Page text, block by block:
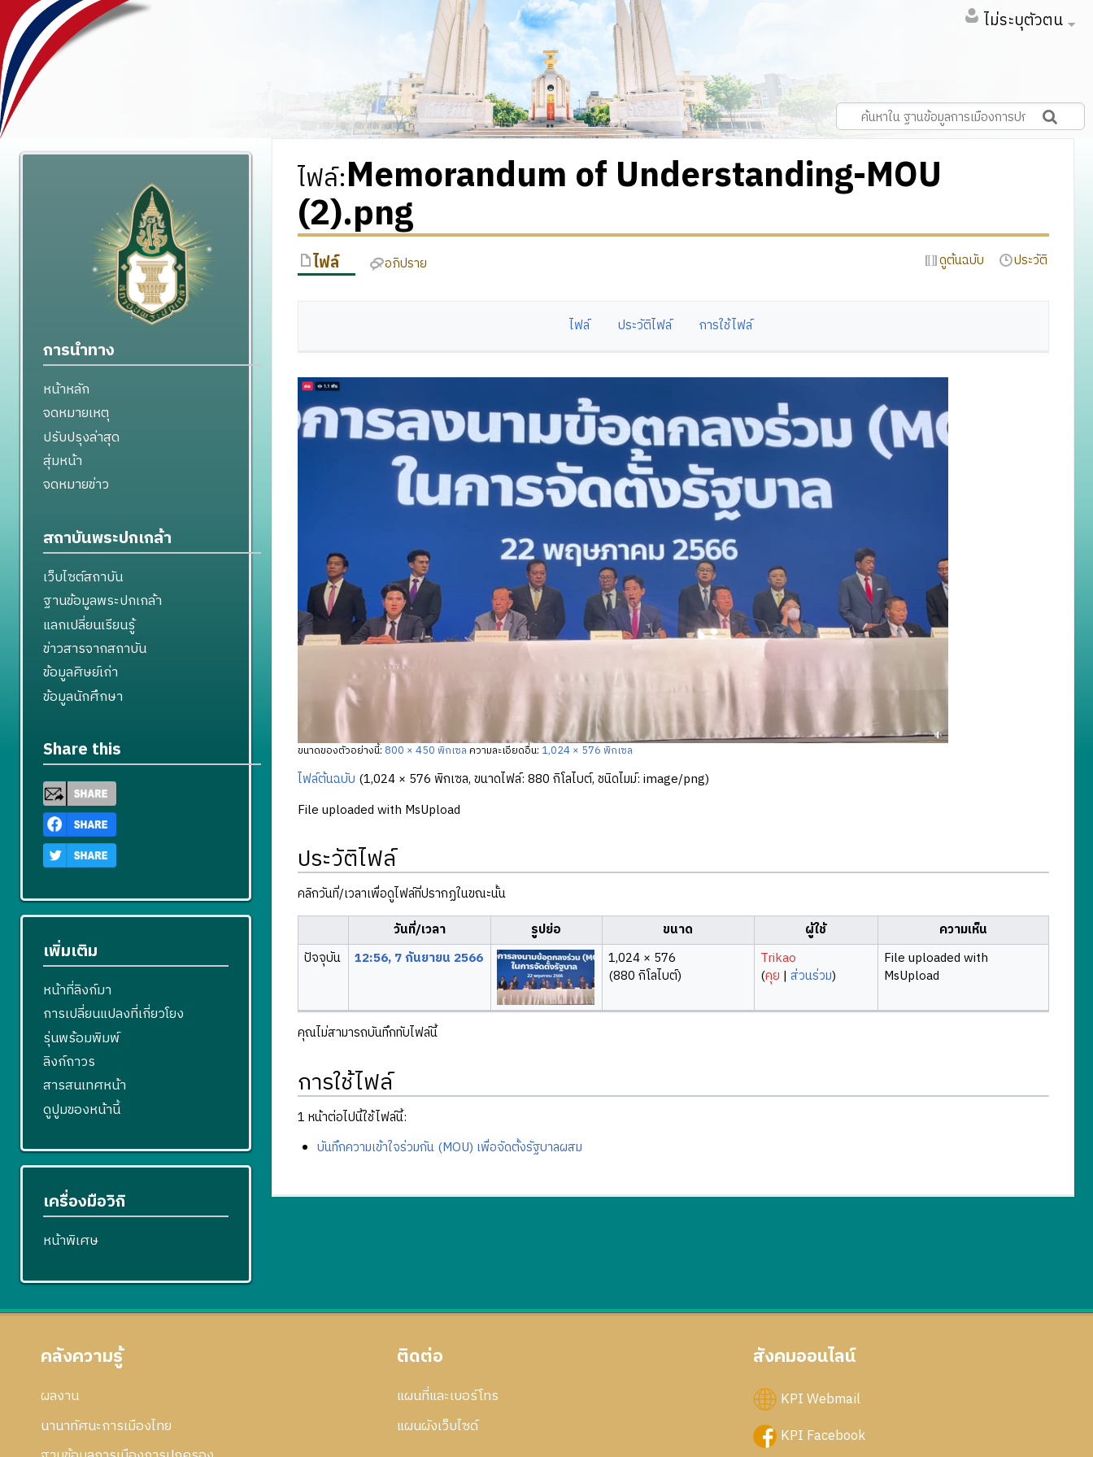
ไม่ระบุตัวตน
ไฟล์:Memorandum of Understanding-MOU
(2).png
ไฟล์ อภิปราย ดูต้นฉบับ ประวัติ
ไฟล์ ประวัติไฟล์ การใช้ไฟล์
ขนาดของตัวอย่างนี้: 800 × 450 พิกเซลความละเอียดอื่น: 1,024 × 576 พิกเซล
ไฟล์ต้นฉบับ (1,024 × 576 พิกเซล, ขนาดไฟล์: 880 กิโลไบต์, ชนิดไมม์: image/png)
File uploaded with MsUpload
ประวัติไฟล์
คลิกวันที่/เวลาเพื่อดูไฟล์ที่ปรากฏในขณะนั้น
วันที่/เวลา
รูปย่อ ขนาด ผู้ใช้
ความเห็น
ปัจจุบัน
12:56, 7 กันยายน 2566
1,024 × 576
(880 กิโลไบต์)
Trikao
(คุย |ส่วนร่วม)
File uploaded with
MsUpload
คุณไม่สามารถบันทึกทับไฟล์นี้
การใช้ไฟล์
1 หน้าต่อไปนี้ใช้ไฟล์นี้:
บันทึกความเข้าใจร่วมกัน (MOU) เพื่อจัดตั้งรัฐบาลผสม
การนำทาง
หน้าหลัก
จดหมายเหตุ
ปรับปรุงล่าสุด
สุ่มหน้า
จดหมายข่าว
สถาบันพระปกเกล้า
เว็บไซต์สถาบัน
ฐานข้อมูลพระปกเกล้า
แลกเปลี่ยนเรียนรู้
ข่าวสารจากสถาบัน
ข้อมูลศิษย์เก่า
ข้อมูลนักศึกษา
Share this
เพิ่มเติม
หน้าที่ลิงก์มา
การเปลี่ยนแปลงที่เกี่ยวโยง
รุ่นพร้อมพิมพ์
ลิงก์ถาวร
สารสนเทศหน้า
ดูปูมของหน้านี้
เครื่องมือวิกิ
หน้าพิเศษ
คลังความรู้
ผลงาน
นานาทัศนะการเมืองไทย
ติดต่อ
แผนที่และเบอร์โทร
แผนผังเว็บไซด์
สังคมออนไลน์
KPI Webmail
KPI Facebook